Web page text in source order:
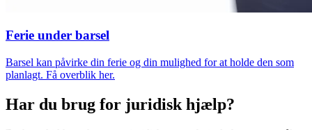
Ferie under barsel
Barsel kan påvirke din ferie og din mulighed for at holde den som
planlagt. Få overblik her.
Har du brug for juridisk hjælp?